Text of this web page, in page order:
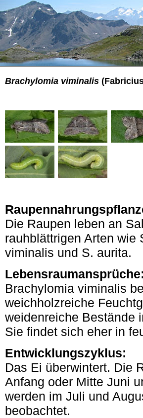
Brachylomia viminalis
Die Raupen leben an
rauhblättrigen Arten wie
viminalis und S. aurita.
Brachylomia viminalis
weichholzreiche
weidenreiche Bestände
Sie findet sich eher in
Entwicklungszyklus:
Das Ei überwintert. Die
Anfang oder Mitte Juni
werden im Juli und
beobachtet.